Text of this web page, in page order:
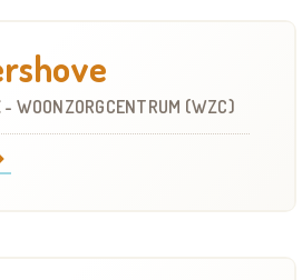
- WOONZORGCENTRUM (WZC)